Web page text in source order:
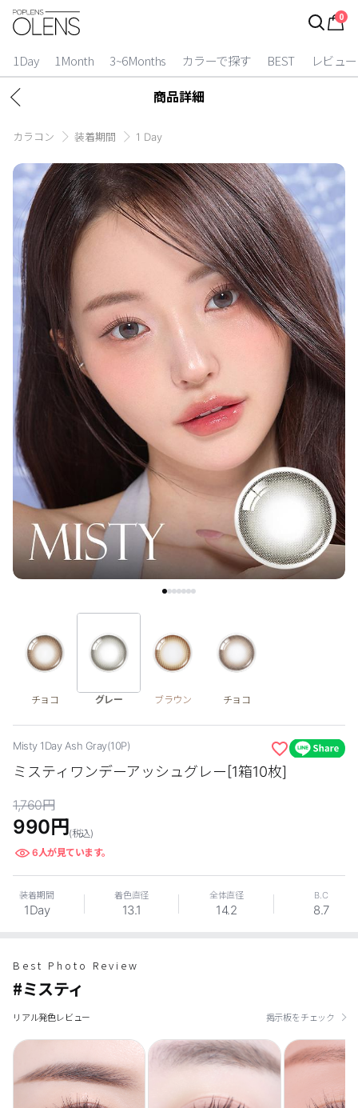
0
1Day 1Month 3~6Months カラーで探す BEST レビュー
ログイン
カラコン比較
今月限定特典
カラコン
装着期間
1 Day
2 Weeks
1 Month
3~6 Months
よりどりキット
カラー
ブラウン
チョコ
ブラック
グリーン
ブルー
ピンク
透明
乱視用
ハロウィンカラコン
ケア用品
EYEしてる
総合掲示板
カスタマーサービス
ショッピングガイド
アプリダウンロード
商品詳細
カラコン 装着期間 1 Day
チョコ グレー ブラウン チョコ
Misty 1Day Ash Gray(10P)
ミスティワンデーアッシュグレー[1箱10枚]
1,760円
990円(税込)
6人が見ています。
装着期間
1Day
着色直径
13.1
全体直径
14.2
B.C
8.7
Best Photo Review
#ミスティ
リアル発色レビュー 掲示板をチェック